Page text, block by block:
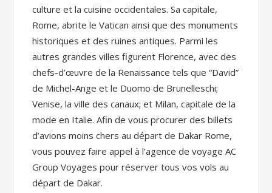
culture et la cuisine occidentales. Sa capitale,
Rome, abrite le Vatican ainsi que des monuments
historiques et des ruines antiques. Parmi les
autres grandes villes figurent Florence, avec des
chefs-d’œuvre de la Renaissance tels que “David”
de Michel-Ange et le Duomo de Brunelleschi;
Venise, la ville des canaux; et Milan, capitale de la
mode en Italie. Afin de vous procurer des billets
d’avions moins chers au départ de Dakar Rome,
vous pouvez faire appel à l’agence de voyage AC
Group Voyages pour réserver tous vos vols au
départ de Dakar.